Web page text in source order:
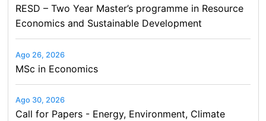
RESD – Two Year Master’s programme in Resource
Economics and Sustainable Development
Ago 26, 2026
MSc in Economics
Ago 30, 2026
Call for Papers - Energy, Environment, Climate